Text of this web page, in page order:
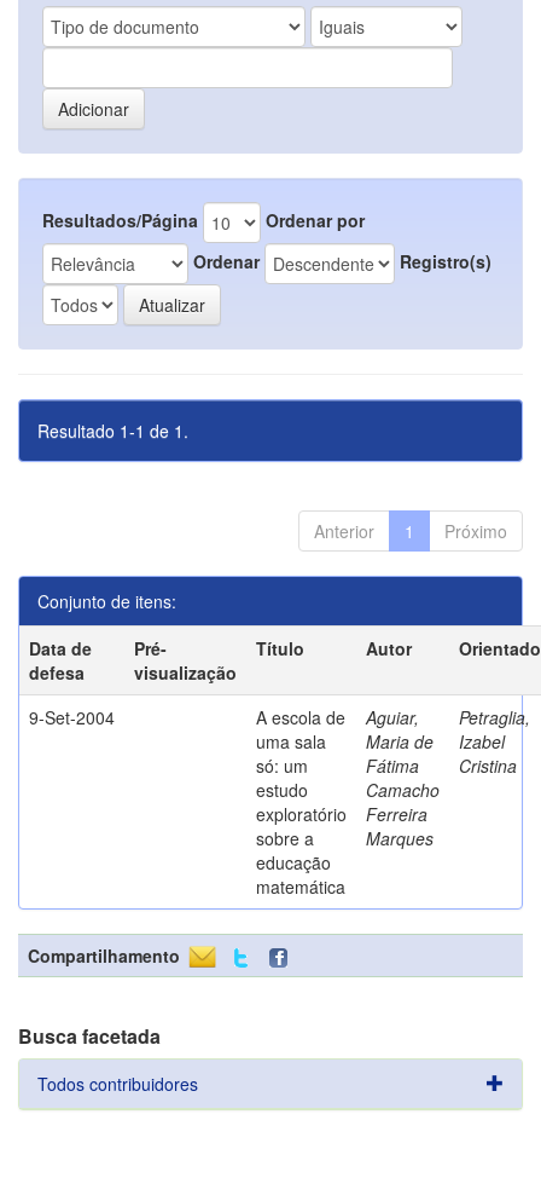
Resultados/Página
Ordenar por
Ordenar
Registro(s)
Resultado 1-1 de 1.
Anterior 1 Próximo
Conjunto de itens:
Data de
defesa
Pré-
visualização
Título Autor
9-Set-2004
A escola de
uma sala
só: um
estudo
exploratório
sobre a
educação
matemática
Aguiar,
Maria de
Fátima
Camacho
Ferreira
Marques
Petraglia,
Izabel
Cristina
Compartilhamento
Busca facetada
Todos contribuidores